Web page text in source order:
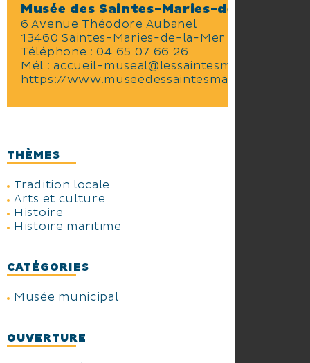
Musée des Saintes-Maries-de-la-Mer
6 Avenue Théodore Aubanel
13460 Saintes-Maries-de-la-Mer
Téléphone :04 65 07 66 26
Mél : accueil-museal@lessaintesmaries.fr
https://
THÈMES
Tradition locale
Arts et culture
Histoire
Histoire maritime
CATÉGORIES
Musée municipal
OUVERTURE